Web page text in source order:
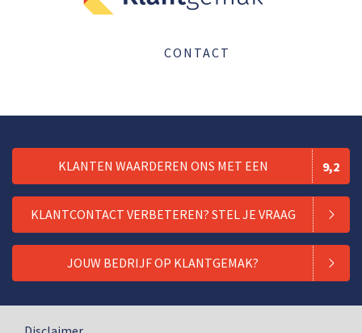
CONTACT
KLANTEN WAARDEREN ONS MET EEN 9,2
KLANTCONTACT VERBETEREN? STEL JE VRAAG
JOUW BEDRIJF OP KLANTGEMAK?